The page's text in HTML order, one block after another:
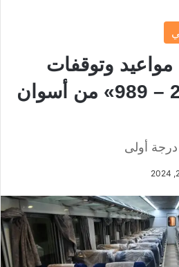
وتوقفات
قطارات «2009 – 989» من أسوان